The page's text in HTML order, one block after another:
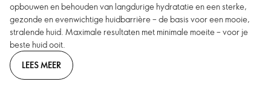
opbouwen en behouden van langdurige hydratatie en een sterke,
gezonde en evenwichtige huidbarrière – de basis voor een mooie,
stralende huid. Maximale resultaten met minimale moeite – voor je
beste huid ooit.
LEES MEER